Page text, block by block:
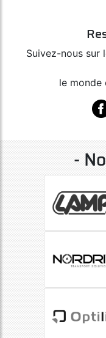
Suivez-nous sur
le monde
-